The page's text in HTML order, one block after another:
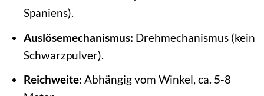
Spaniens).
Auslösemechanismus: Drehmechanismus (kein
Schwarzpulver).
Reichweite: Abhängig vom Winkel, ca. 5-8